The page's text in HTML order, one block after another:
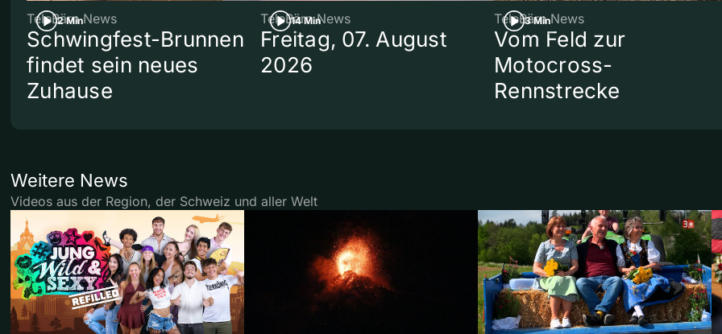
2 Min
TeleBärn News
Schwingfest-Brunnen
findet sein neues
Zuhause
14 Min
TeleBärn News
Freitag, 07. August
2026
3 Min
TeleBärn News
Vom Feld zur
Motocross-
Rennstrecke
Weitere News
Videos aus der Region, der Schweiz und aller Welt